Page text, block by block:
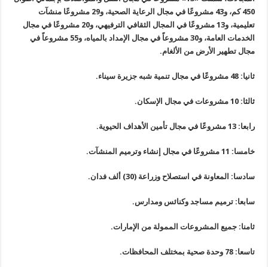
450
كم، و43 مشروعًا في مجال الرعاية الصحية، و29 مشروعًا منشآت
تعليمية، و13 مشروعًا في المجال الثقافي الترفيهي، و20 مشروعًا في مجال
الخدمات العامة، و30 مشروعاً في مجال الإمداد بالمياه، و55 مشروعاً في
مجال تطهير الأرض من الألغام.
ثانيا: 48 مشروعًا في مجال تنمية شبه جزيرة سيناء .
ثالثا: 10 مشروعات في مجال الإسكان .
رابعا: 13 مشروعًا في مجال تأمين الأهداف الحيوية .
خامسا: 11 مشروعًا في مجال إنشاء وترميم المنشآت .
سادسا: المعاونة في استصلاح وزراعة (30) ألف فدان .
سابعا: ترميم مساجد وكنائس ومدارس.
ثامنا: جميع المشروعات الممولة من الإمارات.
تاسعا: 78 وحدة صحية بمختلف المحافظات .